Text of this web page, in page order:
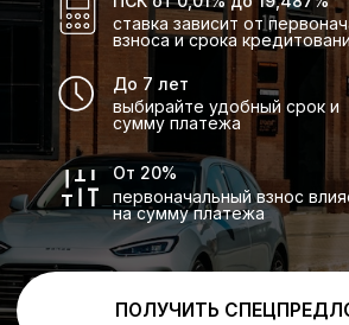
Яркий и модный, естественный
центр внимания, каждый угол — это
повествование о свете и тени между
ночью и звездным сиянием